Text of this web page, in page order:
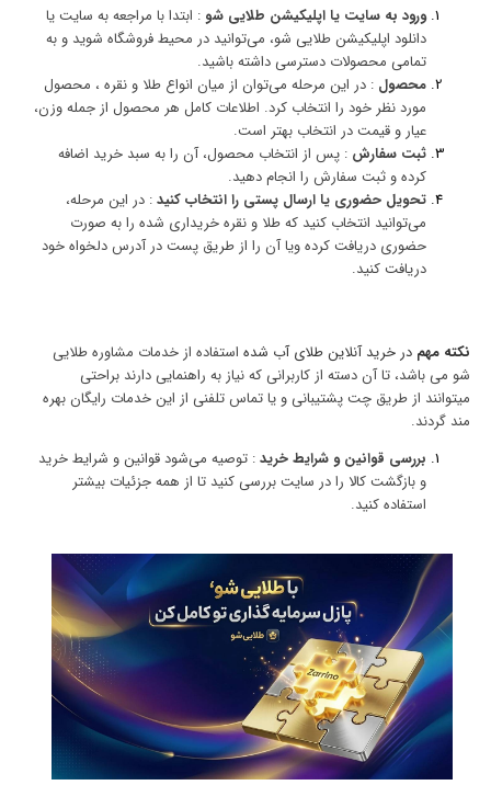
ورود به سایت یا اپلیکیشن طلایی شو : ابتدا با مراجعه به سایت یا
دانلود اپلیکیشن طلایی شو، می‌توانید در محیط فروشگاه شوید و به
تمامی محصولات دسترسی داشته باشید.
محصول : در این مرحله می‌توان از میان انواع طلا و نقره ، محصول
مورد نظر خود را انتخاب کرد. اطلاعات کامل هر محصول از جمله وزن،
عیار و قیمت در انتخاب بهتر است.
ثبت سفارش : پس از انتخاب محصول، آن را به سبد خرید اضافه
کرده و ثبت سفارش را انجام دهید.
تحویل حضوری یا ارسال پستی را انتخاب کنید: در این مرحله،
می‌توانید انتخاب کنید که طلا و نقره خریداری شده را به صورت
حضوری دریافت کرده ویا آن را از طریق پست در آدرس دلخواه خود
دریافت کنید.
نکته مهم در خرید آنلاین طلای آب شده استفاده از خدمات مشاوره طلایی
شو می باشد، تا آن دسته از کاربرانی که نیاز به راهنمایی دارند براحتی
میتوانند از طریق چت پشتیبانی و یا تماس تلفنی از این خدمات رایگان بهره
مند گردند.
بررسی قوانین و شرایط خرید: توصیه می‌شود قوانین و شرایط خرید
و بازگشت کالا را در سایت بررسی کنید تا از همه جزئیات بیشتر
استفاده کنید.